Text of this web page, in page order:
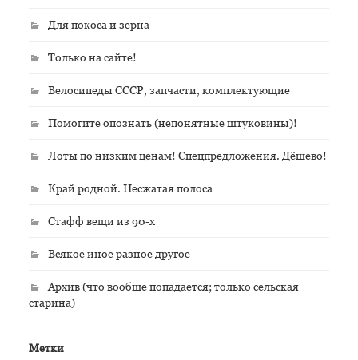
Для покоса и зерна
Только на сайте!
Велосипеды СССР, запчасти, комплектующие
Помогите опознать (непонятные штуковины)!
Лоты по низким ценам! Спецпредложения. Дёшево!
Край родной. Несжатая полоса
Стафф вещи из 90-х
Всякое иное разное другое
Архив (что вообще попадается; только сельская
старина)
Метки